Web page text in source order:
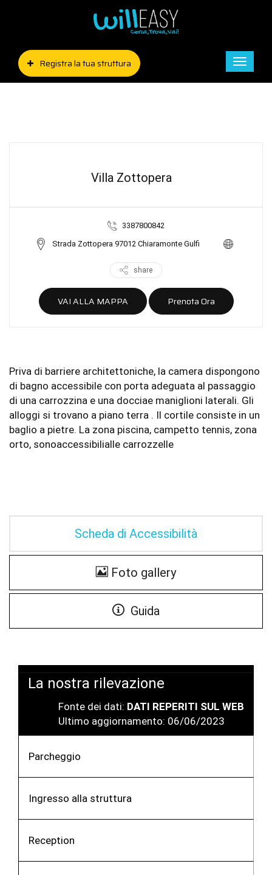
Registra la tua struttura
Toggle
Villa Zottopera
3387800842
Strada Zottopera 97012 Chiaramonte Gulfi
share
VAI ALLA MAPPA Prenota Ora
Priva di barriere architettoniche, la camera dispongono
di bagno accessibile con porta adeguata al passaggio
di una carrozzina e una docciae maniglioni laterali. Gli
alloggi si trovano a piano terra . Il cortile consiste in un
baglio a pietre. La zona piscina, campetto tennis, zona
orto, sonoaccessibilialle carrozzelle
Scheda di Accessibilità
Foto gallery
Guida
La nostra rilevazione
Fonte dei dati: DATI REPERITI SUL WEB
Ultimo aggiornamento: 06/06/2023
Parcheggio
Ingresso alla struttura
Reception